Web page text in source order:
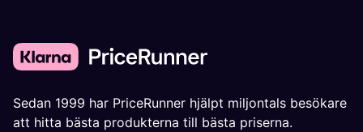
Sedan 1999 har PriceRunner hjälpt miljontals besökare
att hitta bästa produkterna till bästa priserna.